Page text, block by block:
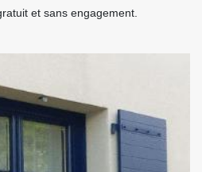
et sans engagement.